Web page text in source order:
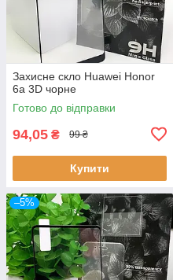
Захисне скло Huawei Honor
6a 3D чорне
Готово до відправки
94,05 ₴ 99 ₴
Купити
–5%